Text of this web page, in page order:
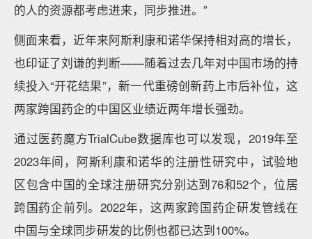
的人的资源都考虑进来，同步推进。”
侧面来看，近年来阿斯利康和诺华保持相对高的增长，
也印证了刘谦的判断——随着过去几年对中国市场的持
续投入“开花结果”，新一代重磅创新药上市后补位，这
两家跨国药企的中国区业绩近两年增长强劲。
通过医药魔方TrialCube数据库也可以发现，2019年至
2023年间，阿斯利康和诺华的注册性研究中，试验地
区包含中国的全球注册研究分别达到76和52个，位居
跨国药企前列。2022年，这两家跨国药企研发管线在
中国与全球同步研发的比例也都已达到100%。